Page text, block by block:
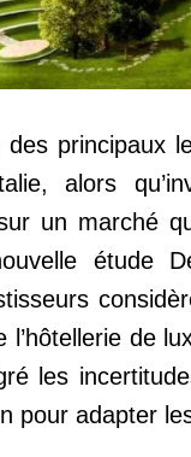
des principaux
alors
un marché
étude
l’hôtellerie de
les
pour adapter